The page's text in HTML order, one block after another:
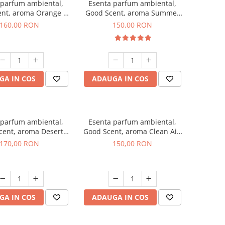
ambiental,
aroma Orange &
200 g
160,00 RON
IN COS
Esenta parfum ambiental,
Good Scent, aroma Summer
Melon, 200 g
150,00 RON
ADAUGA IN COS
ambiental,
aroma Desert
200 g
170,00 RON
IN COS
Esenta parfum ambiental,
Good Scent, aroma Clean Air,
200 g
150,00 RON
ADAUGA IN COS